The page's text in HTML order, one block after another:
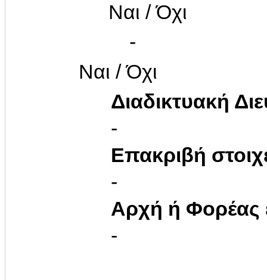
Ναι / Όχι
-
Ναι / Όχι
Διαδικτυακή
-
Επακριβή
-
Αρχή ή Φορέας
-